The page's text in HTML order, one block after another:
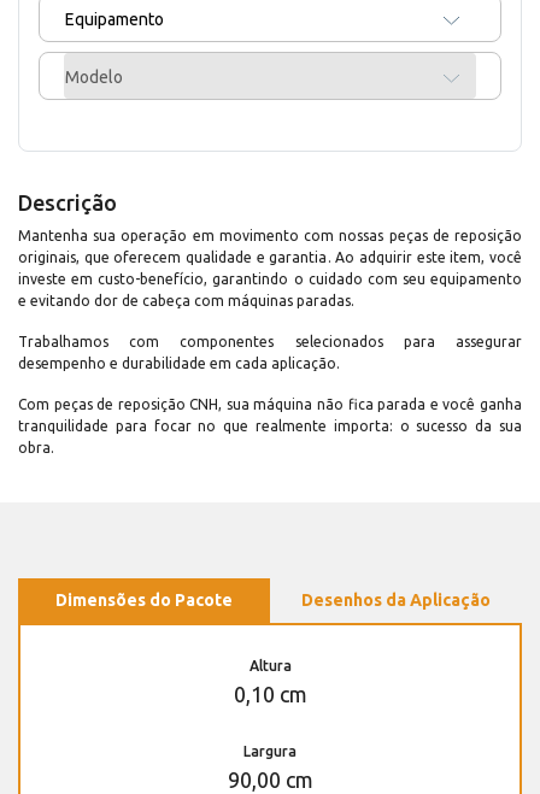
Equipamento
Modelo
Descrição
Mantenha sua operação em movimento com nossas peças de reposição
originais, que oferecem qualidade e garantia. Ao adquirir este item, você
investe em custo-benefício, garantindo o cuidado com seu equipamento
e evitando dor de cabeça com máquinas paradas.
Trabalhamos com componentes selecionados para assegurar
desempenho e durabilidade em cada aplicação.
Com peças de reposição CNH, sua máquina não fica parada e você ganha
tranquilidade para focar no que realmente importa: o sucesso da sua
obra.
Dimensões do Pacote Desenhos da Aplicação
Altura
0,10 cm
Largura
90,00 cm